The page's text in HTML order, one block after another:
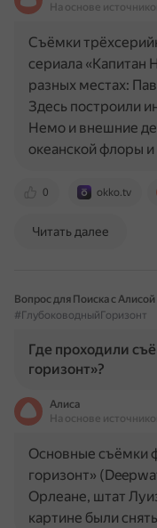
На основе
0 okko.tv
Съёмки
сериала «Капитан
разных местах:
Здесь построили
Немо и внешние
океанской флоры
Читать далее
Вопрос для Поиска с Алисой
#ГлубоководныйГоризонт
Где проходили
горизонт»?
Алиса
На основе
Основные съёмки
горизонт»
Орлеане, штат
картине были